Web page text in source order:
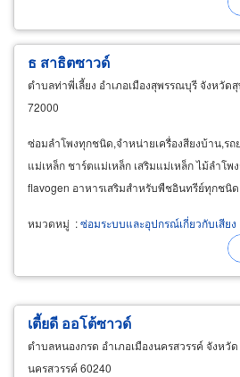
ดับเพลิง ไฟฉุกเฉิน ระบบควบคุมการเข้า-ออก
ธ สาธิตซาวด์
ตำบลท่าพี่เลี้ยง อำเภอเมืองสุพรรณบุรี จังหวัด
72000
ซ่อมลำโพงทุกชนิด,จำหน่ายเครื่องสียงบ้าน,รถ
แม่เหล็ก ชาร์ตแม่เหล็ก เสริมแม่เหล็ก ไม้ลำโพ
flavogen อาหารเสริมสำหรับพืชอินทรีย์ทุกชนิ
หมวดหมู่ :ซ่อมระบบและอุปกรณ์เกี่ยวกับเสียง
เตี้ยดี ออโต้ซาวด์
ตำบลหนองกรด อำเภอเมืองนครสวรรค์ จังหวัด
นครสวรรค์ 60240